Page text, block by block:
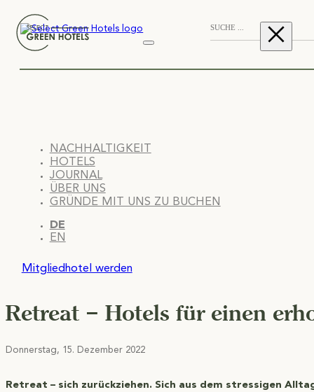
NACHHALTIGKEIT
HOTELS
JOURNAL
ÜBER UNS
GRÜNDE MIT UNS ZU BUCHEN
DE
EN
Mitgliedhotel werden
Retreat – Hotels für einen
Donnerstag, 15. Dezember 2022
Retreat – sich zurückziehen. Sich aus dem stressigen